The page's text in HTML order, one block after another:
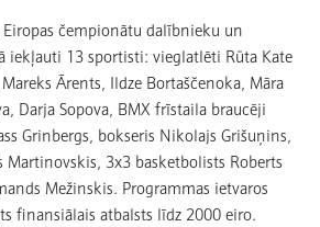
Eiropas čempionātu dalībnieku un
iekļauti 13 sportisti: vieglatlēti Rūta Kate
Ārents, Ildze Bortaščenoka, Māra
Darja Sopova, BMX frīstaila braucēji
Grinbergs, bokseris Nikolajs Grišuņins,
3x3 basketbolists Roberts
Mežinskis. Programmas ietvaros
finansiālais atbalsts līdz 2000 eiro.